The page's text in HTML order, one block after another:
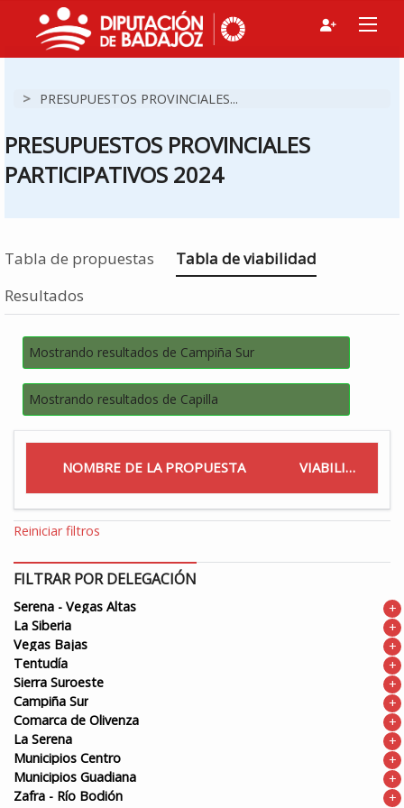
> PRESUPUESTOS PROVINCIALES...
PRESUPUESTOS PROVINCIALES
PARTICIPATIVOS 2024
Tabla de propuestas Estás en
Tabla de viabilidad
Resultados
Mostrando resultados de Campiña Sur
Mostrando resultados de Capilla
NOMBRE DE LA PROPUESTA VIABILIDAD
Reiniciar filtros
FILTRAR POR DELEGACIÓN